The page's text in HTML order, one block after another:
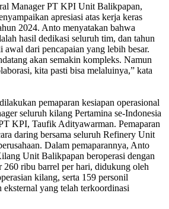
Manager PT KPI Unit Balikpapan,
apresiasi atas kerja keras
2024. Anto menyatakan bahwa
hasil dedikasi seluruh tim, dan tahun
awal dari pencapaian yang lebih besar.
akan semakin kompleks. Namun
kita pasti bisa melaluinya,” kata
pemaparan kesiapan operasional
seluruh kilang Pertamina se-Indonesia
KPI, Taufik Adityawarman. Pemaparan
daring bersama seluruh Refinery Unit
Dalam pemaparannya, Anto
Unit Balikpapan beroperasi dengan
260 ribu barrel per hari, didukung oleh
kilang, serta 159 personil
eksternal yang telah terkoordinasi